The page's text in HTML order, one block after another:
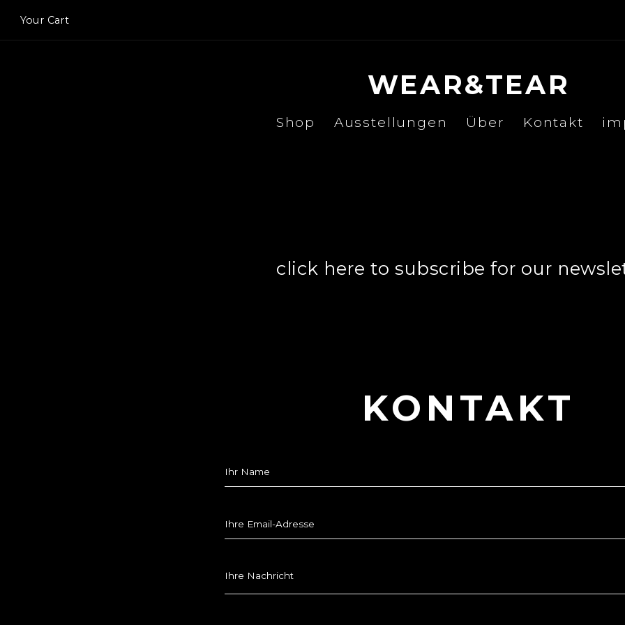
Your Cart
WEAR&TEAR
Shop Ausstellungen Über Kontakt
click here to subscribe for our
KONTAKT
Ihr Name
Ihre Email-Adresse
Ihre Nachricht